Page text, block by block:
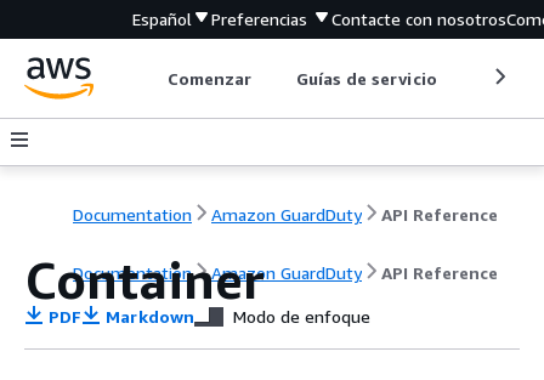
Español Preferencias Contacte con nosotros
Comenzar Guías de servicio
Documentation Amazon GuardDuty API Reference
Documentation Amazon GuardDuty API Reference
Container
PDF Markdown Modo de enfoque